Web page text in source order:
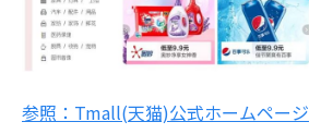
参照：Tmall(天猫)公式ホームページ